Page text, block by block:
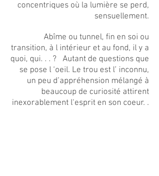
concentriques où la lumière se perd,
sensuellement.
Abîme ou tunnel, fin en soi ou
transition, à l intérieur et au fond, il y a
quoi, qui. . . ? Autant de questions que
se pose l ‘oeil. Le trou est l’ inconnu,
un peu d’appréhension mélangé à
beaucoup de curiosité attirent
inexorablement l‘esprit en son coeur. .